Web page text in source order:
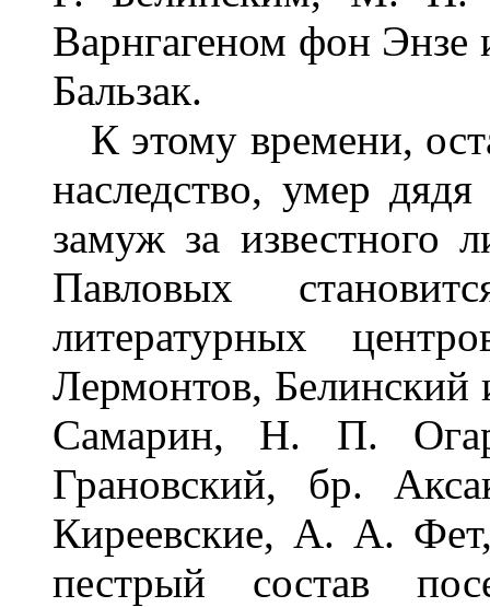
Варнгагеном фон
Бальзак.
К этому времени,
наследство, умер
замуж за известного
Павловых
литературных
Лермонтов,
Самарин, Н. П.
Грановский, бр.
Киреевские, А. А.
пестрый состав